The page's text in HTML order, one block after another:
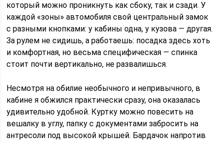
который можно проникнуть как сбоку, так и сзади. У
каждой «зоны» автомобиля свой центральный замок
с разными кнопками: у кабины одна, у кузова — другая.
За рулем не сидишь, а работаешь: посадка здесь хоть
и комфортная, но весьма специфическая — спинка
стоит почти вертикально, не развалишься.
Несмотря на обилие необычного и непривычного, в
кабине я обжился практически сразу, она оказалась
удивительно удобной. Куртку можно повесить на
вешалку в углу, папку с документами забросить на
антресоли под высокой крышей. Бардачок напротив